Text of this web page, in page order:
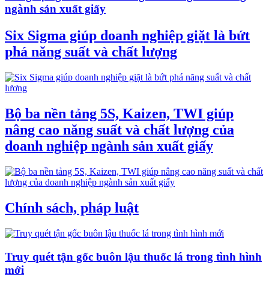
ngành sản xuất giấy
Six Sigma giúp doanh nghiệp giặt là bứt
phá năng suất và chất lượng
Bộ ba nền tảng 5S, Kaizen, TWI giúp
nâng cao năng suất và chất lượng của
doanh nghiệp ngành sản xuất giấy
Chính sách, pháp luật
Truy quét tận gốc buôn lậu thuốc lá trong tình hình
mới